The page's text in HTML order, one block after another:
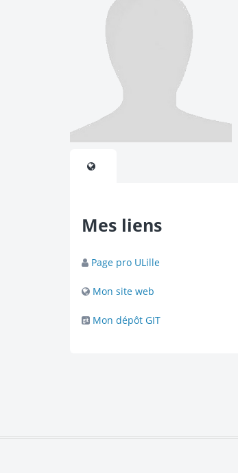
Mes liens
Page pro ULille
Mon site web
Mon dépôt GIT